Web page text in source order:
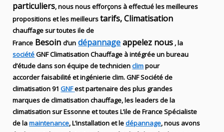
particuliers, nous nous efforçons à effectué les meilleures
propositions et les meilleurstarifs, Climatisation
chauffage sur toutes ile de
France Besoind’un dépannageappelez nous , la
sociétéGNFClimatisation Chauffage à intégrée un bureau
d’étude dans son équipe de technicienclimpour
accorder faisabilité et ingénierieclim.GNFSociété de
climatisation 91GNFest partenaire des plus grandes
marques declimatisation chauffage, les leadersde la
climatisation sur Essonne et toutes L’ile de France Spécialiste
delamaintenance, L’installationet ledépannage, nous avons